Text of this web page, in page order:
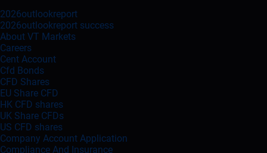
2026outlookreport
2026outlookreport success
About VT Markets
Careers
Cent Account
Cfd Bonds
CFD Shares
EU Share CFD
HK CFD shares
UK Share CFDs
US CFD shares
Company Account Application
Compliance And Insurance